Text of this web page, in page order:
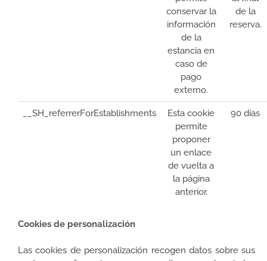
conservar la
información
de la
estancia en
caso de
pago
externo.
de la
reserva.
__SH_referrerForEstablishments
Esta cookie
permite
proponer
un enlace
de vuelta a
la página
anterior.
90 días
Cookies de personalización
Las cookies de personalización recogen datos sobre sus